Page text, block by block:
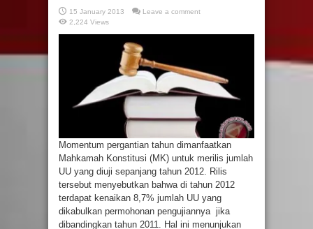
15 January 2013
Leave a comment
2,224 Views
Momentum pergantian tahun dimanfaatkan
Mahkamah Konstitusi (MK) untuk merilis jumlah
UU yang diuji sepanjang tahun 2012. Rilis
tersebut menyebutkan bahwa di tahun 2012
terdapat kenaikan 8,7% jumlah UU yang
dikabulkan permohonan pengujiannya jika
dibandingkan tahun 2011. Hal ini menunjukan